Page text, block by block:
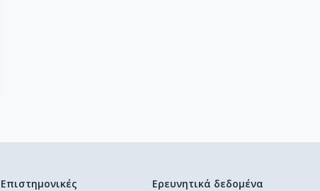
Επιστημονικές
Ερευνητικά δεδομένα